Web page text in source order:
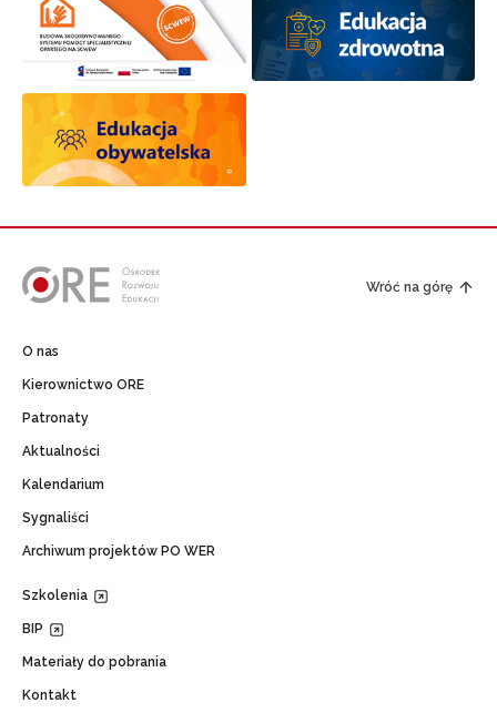
Wróć na górę
O nas
Kierownictwo ORE
Patronaty
Aktualności
Kalendarium
Sygnaliści
Archiwum projektów PO WER
Szkolenia
BIP
Materiały do pobrania
Kontakt